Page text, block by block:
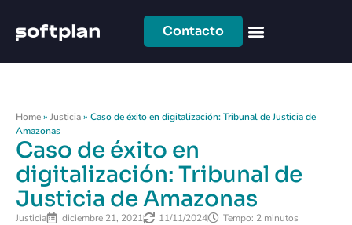
Contacto
Home» Justicia» Caso de éxito en digitalización: Tribunal de Justicia de
Amazonas
Caso de éxito en
digitalización: Tribunal de
Justicia de Amazonas
Justicia diciembre 21, 2021 11/11/2024 Tempo: 2 minutos